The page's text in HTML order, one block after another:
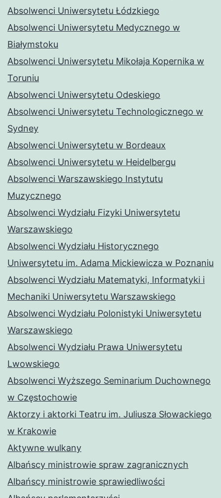
Absolwenci Uniwersytetu Łódzkiego
Absolwenci Uniwersytetu Medycznego w
Białymstoku
Absolwenci Uniwersytetu Mikołaja Kopernika w
Toruniu
Absolwenci Uniwersytetu Odeskiego
Absolwenci Uniwersytetu Technologicznego w
Sydney
Absolwenci Uniwersytetu w Bordeaux
Absolwenci Uniwersytetu w Heidelbergu
Absolwenci Warszawskiego Instytutu
Muzycznego
Absolwenci Wydziału Fizyki Uniwersytetu
Warszawskiego
Absolwenci Wydziału Historycznego
Uniwersytetu im. Adama Mickiewicza w Poznaniu
Absolwenci Wydziału Matematyki, Informatyki i
Mechaniki Uniwersytetu Warszawskiego
Absolwenci Wydziału Polonistyki Uniwersytetu
Warszawskiego
Absolwenci Wydziału Prawa Uniwersytetu
Lwowskiego
Absolwenci Wyższego Seminarium Duchownego
w Częstochowie
Aktorzy i aktorki Teatru im. Juliusza Słowackiego
w Krakowie
Aktywne wulkany
Albańscy ministrowie spraw zagranicznych
Albańscy ministrowie sprawiedliwości